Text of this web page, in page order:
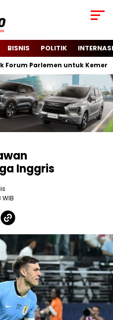
BISNIS POLITIK
Parlemen untuk
Inggris
WIB